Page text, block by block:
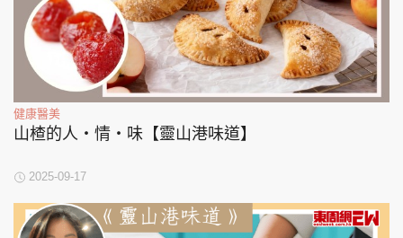
健康醫美
山楂的人‧情‧味【靈山港味道】
2025-09-17